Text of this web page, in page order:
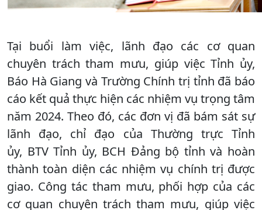
Tại buổi làm việc, lãnh đạo các cơ quan
chuyên trách tham mưu, giúp việc Tỉnh ủy,
Báo Hà Giang và Trường Chính trị tỉnh đã báo
cáo kết quả thực hiện các nhiệm vụ trọng tâm
năm 2024. Theo đó, các đơn vị đã bám sát sự
lãnh đạo, chỉ đạo của Thường trực Tỉnh
ủy, BTV Tỉnh ủy, BCH Đảng bộ tỉnh và hoàn
thành toàn diện các nhiệm vụ chính trị được
giao. Công tác tham mưu, phối hợp của các
cơ quan chuyên trách tham mưu, giúp việc